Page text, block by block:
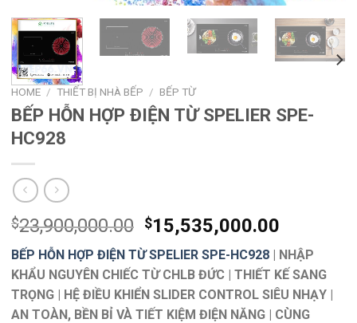
HOME / THIẾT BỊ NHÀ BẾP / BẾP TỪ
BẾP HỖN HỢP ĐIỆN TỪ SPELIER SPE-
HC928
$23,900,000.00 $15,535,000.00
BẾP HỖN HỢP ĐIỆN TỪ SPELIER SPE-HC928 | NHẬP
KHẨU NGUYÊN CHIẾC TỪ CHLB ĐỨC | THIẾT KẾ SANG
TRỌNG | HỆ ĐIỀU KHIỂN SLIDER CONTROL SIÊU NHẠY |
AN TOÀN, BỀN BỈ VÀ TIẾT KIỆM ĐIỆN NĂNG | CÙNG